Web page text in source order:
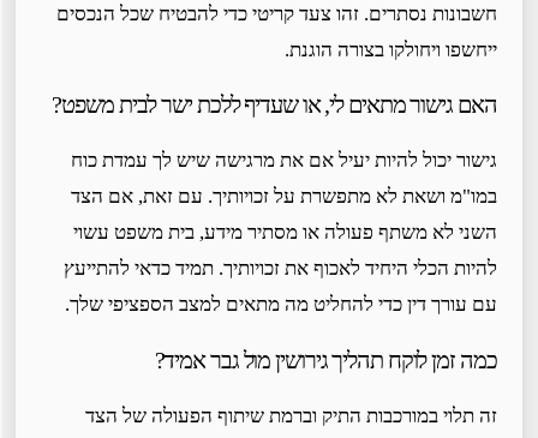
חשבונות נסתרים. זהו צעד קריטי כדי להבטיח שכל הנכסים
ייחשפו ויחולקו בצורה הוגנת.
האם גישור מתאים לי, או שעדיף ללכת ישר לבית משפט?
גישור יכול להיות יעיל אם את מרגישה שיש לך עמדת כוח
במו"מ ושאת לא מתפשרת על זכויותיך. עם זאת, אם הצד
השני לא משתף פעולה או מסתיר מידע, בית משפט עשוי
להיות הכלי היחיד לאכוף את זכויותיך. תמיד כדאי להתייעץ
עם עורך דין כדי להחליט מה מתאים למצב הספציפי שלך.
כמה זמן לוקח תהליך גירושין מול גבר אמיד?
זה תלוי במורכבות התיק וברמת שיתוף הפעולה של הצד